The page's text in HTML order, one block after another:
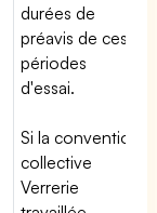
durées de
préavis de ces
périodes
d'essai.
Si la convention
collective
Verrerie